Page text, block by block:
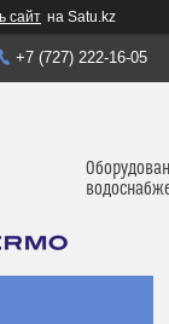
сайт на Satu.kz
+7 (727) 222-16-05